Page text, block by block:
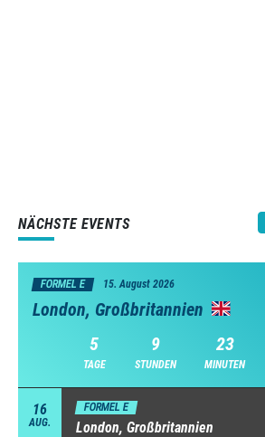
NÄCHSTE EVENTS
FORMEL E 15. August 2026
London, Großbritannien
5
TAGE
9
STUNDEN
23
MINUTEN
16
AUG.
FORMEL E
London, Großbritannien